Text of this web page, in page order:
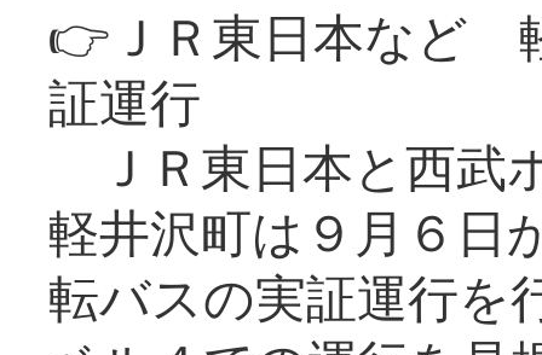
👉ＪＲ東日本など
証運行
ＪＲ東日本と西武
軽井沢町は９月６日
転バスの実証運行を